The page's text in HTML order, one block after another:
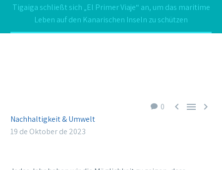
Tigaiga schließt sich „El Primer Viaje“ an, um das maritime
Leben auf den Kanarischen Inseln zu schützen
0   
Nachhaltigkeit & Umwelt
19 de Oktober de 2023